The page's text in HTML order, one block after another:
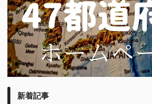
新着記事